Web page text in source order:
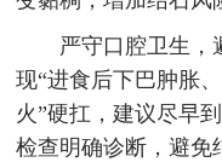
严守口腔卫生，
现“进食后下巴肿胀
火”硬扛，建议尽早
检查明确诊断，避免